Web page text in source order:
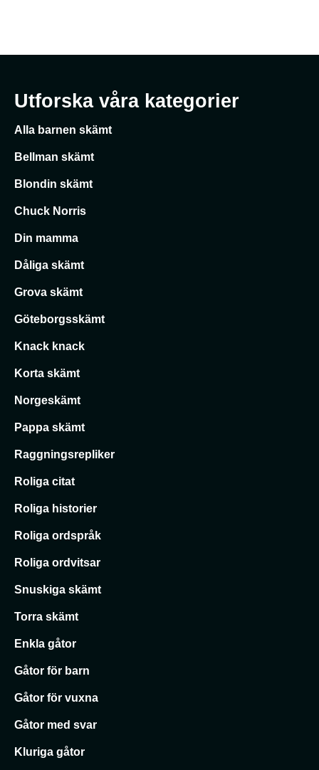
Utforska våra kategorier
Alla barnen skämt
Bellman skämt
Blondin skämt
Chuck Norris
Din mamma
Dåliga skämt
Grova skämt
Göteborgsskämt
Knack knack
Korta skämt
Norgeskämt
Pappa skämt
Raggningsrepliker
Roliga citat
Roliga historier
Roliga ordspråk
Roliga ordvitsar
Snuskiga skämt
Torra skämt
Enkla gåtor
Gåtor för barn
Gåtor för vuxna
Gåtor med svar
Kluriga gåtor